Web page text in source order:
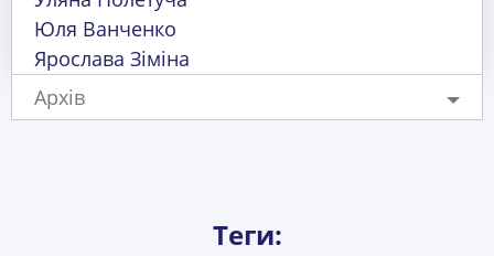
Юля Ванченко
Ярослава Зіміна
Архів
Теги: